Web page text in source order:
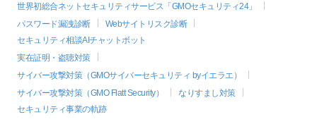
世界初総合ネットセキュリティサービス「GMOセキュリティ24」
パスワード漏洩診断
Webサイトリスク診断
セキュリティ相談AIチャットボット
実在証明・盗聴対策
サイバー攻撃対策（GMOサイバーセキュリティ byイエラエ）
サイバー攻撃対策（GMO Flatt Security）
なりすまし対策
セキュリティ事業の軌跡